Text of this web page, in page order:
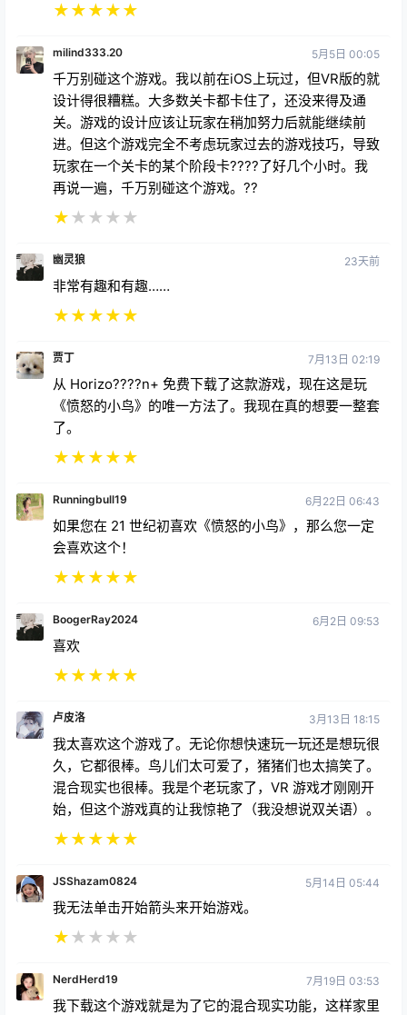
★★★★★
milind333.20 5月5日 00:05
千万别碰这个游戏。我以前在iOS上玩过，但VR版的就
设计得很糟糕。大多数关卡都卡住了，还没来得及通
关。游戏的设计应该让玩家在稍加努力后就能继续前
进。但这个游戏完全不考虑玩家过去的游戏技巧，导致
玩家在一个关卡的某个阶段卡????了好几个小时。我
再说一遍，千万别碰这个游戏。??
★★ ★ ★ ★
幽灵狼 23天前
非常有趣和有趣……
★★★★★
贾丁 7月13日 02:19
从 Horizo????n+ 免费下载了这款游戏，现在这是玩
《愤怒的小鸟》的唯一方法了。我现在真的想要一整套
了。
★★★★★
Runningbull19 6月22日 06:43
如果您在 21 世纪初喜欢《愤怒的小鸟》，那么您一定
会喜欢这个！
★★★★★
BoogerRay2024 6月2日 09:53
喜欢
★★★★★
卢皮洛 3月13日 18:15
我太喜欢这个游戏了。无论你想快速玩一玩还是想玩很
久，它都很棒。鸟儿们太可爱了，猪猪们也太搞笑了。
混合现实也很棒。我是个老玩家了，VR 游戏才刚刚开
始，但这个游戏真的让我惊艳了（我没想说双关语）。
★★★★★
JSShazam0824 5月14日 05:44
我无法单击开始箭头来开始游戏。
★★ ★ ★ ★
NerdHerd19 7月19日 03:53
我下载这个游戏就是为了它的混合现实功能，这样家里